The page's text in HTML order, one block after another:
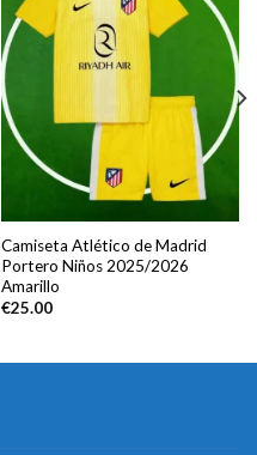
Camiseta Atlético de Madrid
Portero Niños 2025/2026
Amarillo
€25.00